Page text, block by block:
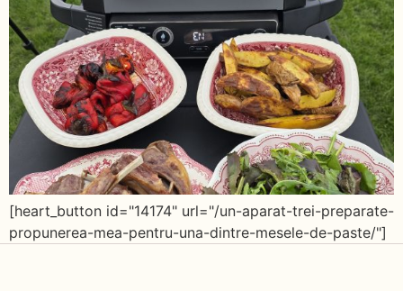
[heart_button id="14174" url="/un-aparat-trei-preparate-
propunerea-mea-pentru-una-dintre-mesele-de-paste/"]